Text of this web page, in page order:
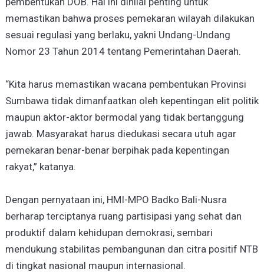
memastikan bahwa proses pemekaran wilayah dilakukan
sesuai regulasi yang berlaku, yakni Undang-Undang
Nomor 23 Tahun 2014 tentang Pemerintahan Daerah.
“Kita harus memastikan wacana pembentukan Provinsi
Sumbawa tidak dimanfaatkan oleh kepentingan elit politik
maupun aktor-aktor bermodal yang tidak bertanggung
jawab. Masyarakat harus diedukasi secara utuh agar
pemekaran benar-benar berpihak pada kepentingan
rakyat,” katanya.
Dengan pernyataan ini, HMI-MPO Badko Bali-Nusra
berharap terciptanya ruang partisipasi yang sehat dan
produktif dalam kehidupan demokrasi, sembari
mendukung stabilitas pembangunan dan citra positif NTB
di tingkat nasional maupun internasional.